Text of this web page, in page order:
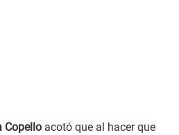
Copello acotó que al hacer que